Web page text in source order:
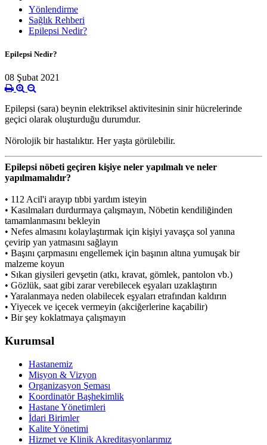
Yönlendirme
Sağlık Rehberi
Epilepsi Nedir?
Epilepsi Nedir?
08 Şubat 2021
Epilepsi (sara) beynin elektriksel aktivitesinin sinir hücrelerinde
geçici olarak oluşturduğu durumdur.
Nörolojik bir hastalıktır. Her yaşta görülebilir.
Epilepsi nöbeti geçiren kişiye neler yapılmalı ve neler
yapılmamalıdır?
• 112 Acil'i arayıp tıbbi yardım isteyin
• Kasılmaları durdurmaya çalışmayın, Nöbetin kendiliğinden
tamamlanmasını bekleyin
• Nefes almasını kolaylaştırmak için kişiyi yavaşça sol yanına
çevirip yan yatmasını sağlayın
• Başını çarpmasını engellemek için başının altına yumuşak bir
malzeme koyun
• Sıkan giysileri gevşetin (atkı, kravat, gömlek, pantolon vb.)
• Gözlük, saat gibi zarar verebilecek eşyaları uzaklaştırın
• Yaralanmaya neden olabilecek eşyaları etrafından kaldırın
• Yiyecek ve içecek vermeyin (akciğerlerine kaçabilir)
• Bir şey koklatmaya çalışmayın
Kurumsal
Hastanemiz
Misyon & Vizyon
Organizasyon Şeması
Koordinatör Başhekimlik
Hastane Yönetimleri
İdari Birimler
Kalite Yönetimi
Hizmet ve Klinik Akreditasyonlarımız